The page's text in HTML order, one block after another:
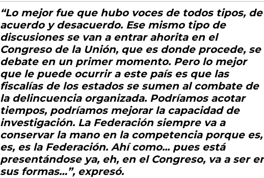
“Lo mejor fue que hubo voces de todos tipos, de
acuerdo y desacuerdo. Ese mismo tipo de
discusiones se van a entrar ahorita en el
Congreso de la Unión, que es donde procede, se
debate en un primer momento. Pero lo mejor
que le puede ocurrir a este país es que las
fiscalías de los estados se sumen al combate de
la delincuencia organizada. Podríamos acotar
tiempos, podríamos mejorar la capacidad de
investigación. La Federación siempre va a
conservar la mano en la competencia porque es,
es, es la Federación. Ahí como... pues está
presentándose ya, eh, en el Congreso, va a ser
sus formas…”, expresó.